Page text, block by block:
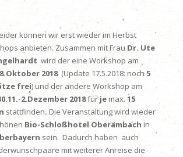
können wir erst wieder im Herbst
anbieten. Zusammen mit Frau Dr. Ute
wird der eine Workshop am
2018(Update 17.5.2018: noch 5
frei) und der andere Workshop am
2.Dezember 2018fürje max. 15
stattfinden. Die Veranstaltung wird wieder
Bio-Schloßhotel Oberambach in
sein. Dadurch haben auch
mit weiterer Anreise die